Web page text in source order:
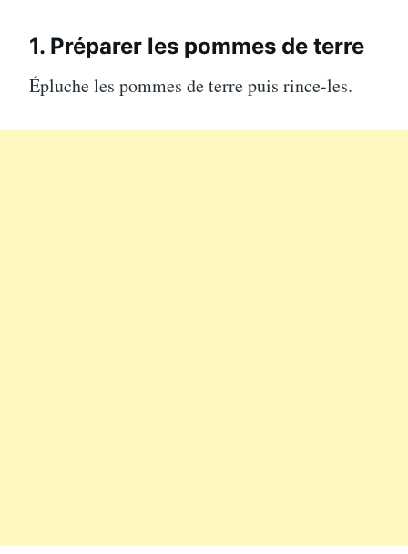
1. Préparer les pommes de terre
Épluche les pommes de terre puis rince-les.